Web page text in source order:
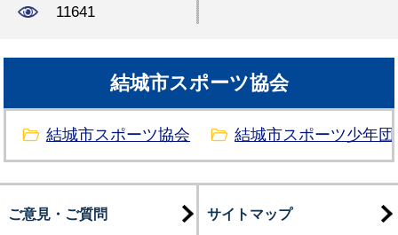
11641
結城市スポーツ協会
結城市スポーツ協会 結城市スポーツ少年団
ご意見・ご質問 サイトマップ